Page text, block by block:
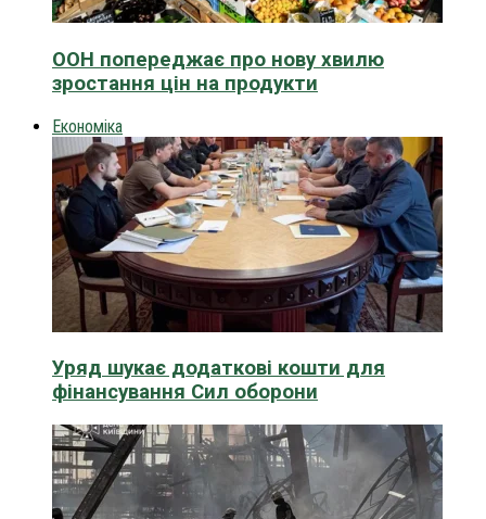
ООН попереджає про нову хвилю
зростання цін на продукти
Економіка
Уряд шукає додаткові кошти для
фінансування Сил оборони